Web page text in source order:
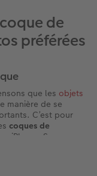
de
préférées
que les objets
manière de se
C’est pour
coques de
: iPhone, Samsung,
portable et
de cadeau bien